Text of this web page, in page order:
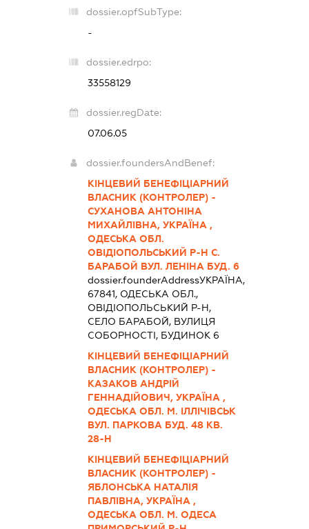
dossier.opfSubType:
-
dossier.edrpo:
33558129
dossier.regDate:
07.06.05
dossier.foundersAndBenef:
КІНЦЕВИЙ БЕНЕФІЦІАРНИЙ
ВЛАСНИК (КОНТРОЛЕР) -
СУХАНОВА АНТОНІНА
МИХАЙЛІВНА, УКРАЇНА ,
ОДЕСЬКА ОБЛ.
ОВІДІОПОЛЬСЬКИЙ Р-Н С.
БАРАБОЙ ВУЛ. ЛЕНІНА БУД. 6
dossier.founderAddressУКРАЇНА,
67841, ОДЕСЬКА ОБЛ.,
ОВІДІОПОЛЬСЬКИЙ Р-Н,
СЕЛО БАРАБОЙ, ВУЛИЦЯ
СОБОРНОСТІ, БУДИНОК 6
КІНЦЕВИЙ БЕНЕФІЦІАРНИЙ
ВЛАСНИК (КОНТРОЛЕР) -
КАЗАКОВ АНДРІЙ
ГЕННАДІЙОВИЧ, УКРАЇНА ,
ОДЕСЬКА ОБЛ. М. ІЛЛІЧІВСЬК
ВУЛ. ПАРКОВА БУД. 48 КВ.
28-Н
КІНЦЕВИЙ БЕНЕФІЦІАРНИЙ
ВЛАСНИК (КОНТРОЛЕР) -
ЯБЛОНСЬКА НАТАЛІЯ
ПАВЛІВНА, УКРАЇНА ,
ОДЕСЬКА ОБЛ. М. ОДЕСА